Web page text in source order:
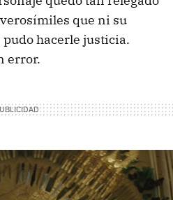
que ni su
hacerle justicia.
error.